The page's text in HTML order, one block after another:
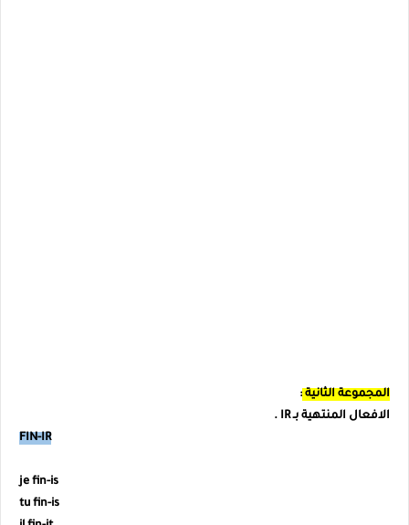
المجموعة الثانية :
الافعال المنتهية بـ IR .
FIN-IR
je fin-is
tu fin-is